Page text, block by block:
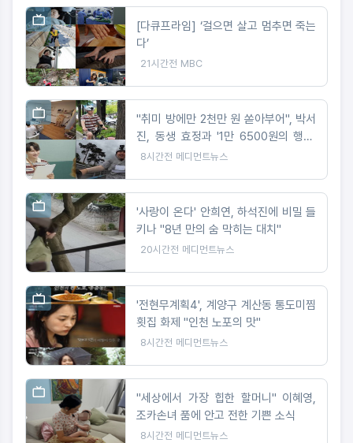
[다큐프라임] ‘걸으면 살고 멈추면 죽는
다’
21시간전 MBC
"취미 방에만 2천만 원 쏟아부어", 박서
진, 동생 효정과 '1만 6500원의 행복'
도전
8시간전 메디먼트뉴스
'사랑이 온다' 안희연, 하석진에 비밀 들
키나 "8년 만의 숨 막히는 대치"
20시간전 메디먼트뉴스
'전현무계획4', 계양구 계산동 통도미찜
횟집 화제 "인천 노포의 맛"
8시간전 메디먼트뉴스
"세상에서 가장 힙한 할머니" 이혜영,
조카손녀 품에 안고 전한 기쁜 소식
8시간전 메디먼트뉴스